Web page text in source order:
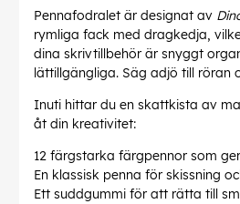
Pennafodralet är designat av
rymliga fack med dragkedja,
dina skrivtillbehör är snyggt
lättillgängliga. Säg adjö till röran
Inuti hittar du en skattkista av
åt din kreativitet:
12 färgstarka färgpennor som
En klassisk penna för skissning
Ett suddgummi för att rätta till